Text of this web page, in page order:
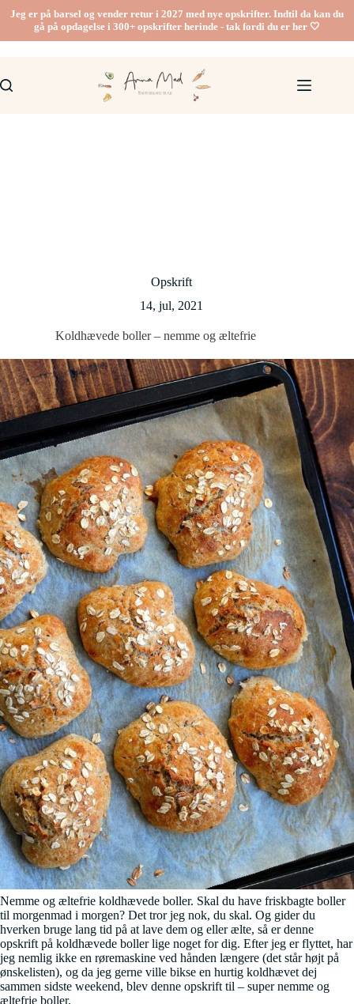
indhold
Jeg er på barsel og vender retur i 2027 med nye opskrifter. Indtil da kan du
gå på opdagelse i 300+ opskrifter herinde - tak fordi du er her 🤍
Opskrift
14, jul, 2021
Koldhævede boller – nemme og æltefrie
Nemme og æltefrie koldhævede boller. Skal du have friskbagte boller
til morgenmad i morgen? Det tror jeg nok, du skal. Og gider du
hverken bruge lang tid på at lave dem og eller ælte, så er denne
opskrift på koldhævede boller lige noget for dig. Efter jeg er flyttet, har
jeg nemlig ikke en røremaskine ved hånden længere (det står højt på
ønskelisten), og da jeg gerne ville bikse en hurtig koldhævet dej
sammen sidste weekend, blev denne opskrift til – super nemme og
æltefrie boller.